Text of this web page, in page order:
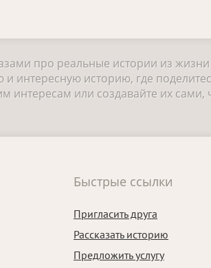
про реальные истории из
и интересную историю, где
интересам или создавайте их сами,
Быстрые ссылки
Пригласить друга
Рассказать историю
Предложить услугу